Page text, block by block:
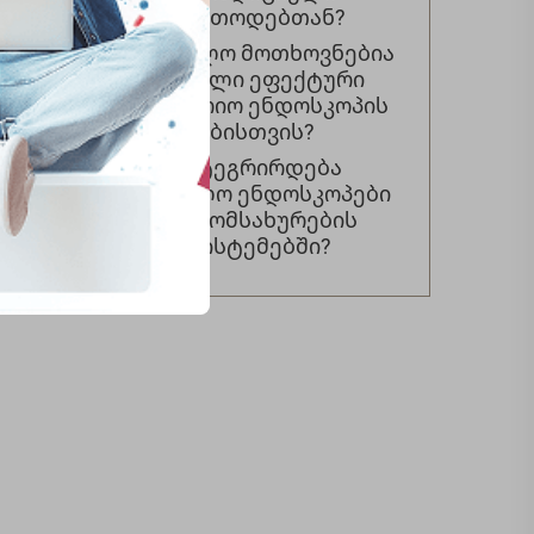
დაშლის მეთოდებთან?
Რა სასწავლო მოთხოვნებია
საჭიროებული ეფექტური
საინდუსტრიო ენდოსკოპის
მომსახურებისთვის?
Როგორ ინტეგრირდება
სამრეწველო ენდოსკოპები
არსებულ მომსახურების
მართვის სისტემებში?